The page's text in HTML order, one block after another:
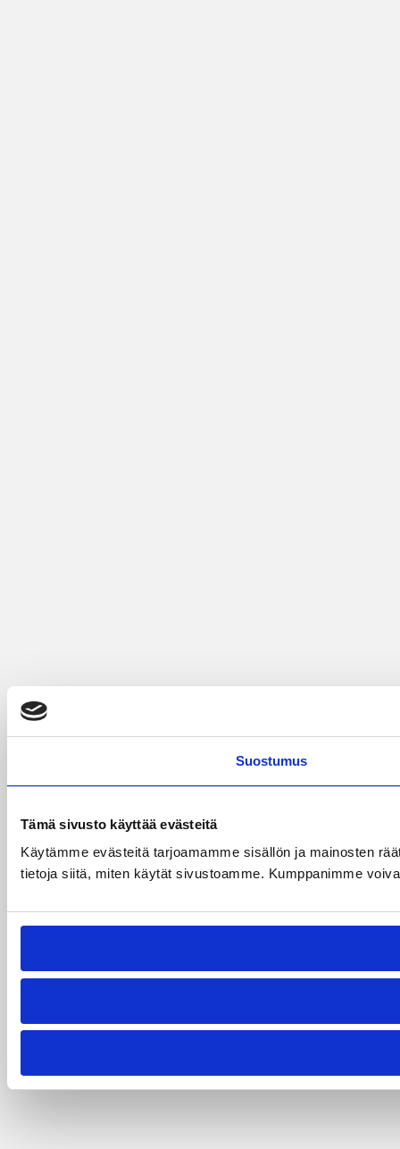
Suostumus
Tämä sivusto käyttää evästeitä
Käytämme evästeitä tarjoamamme sisällön ja mainosten
tietoja siitä, miten käytät sivustoamme. Kumppanimme